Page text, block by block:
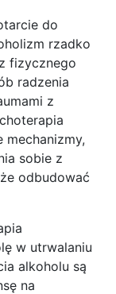
do
rzadko
fizycznego
radzenia
z
sobie z
odbudować
w utrwalaniu
alkoholu są
na